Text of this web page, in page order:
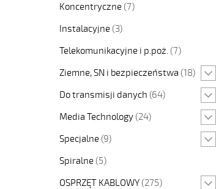
Koncentryczne (7)
Instalacyjne (3)
Telekomunikacyjne i p.poż. (7)
Ziemne, SN i bezpieczeństwa (18)
Do transmisji danych (64)
Media Technology (24)
Specjalne (9)
Spiralne (5)
OSPRZĘT KABLOWY (275)